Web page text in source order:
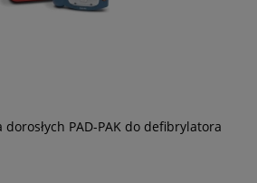
PAD-PAK do defibrylatora